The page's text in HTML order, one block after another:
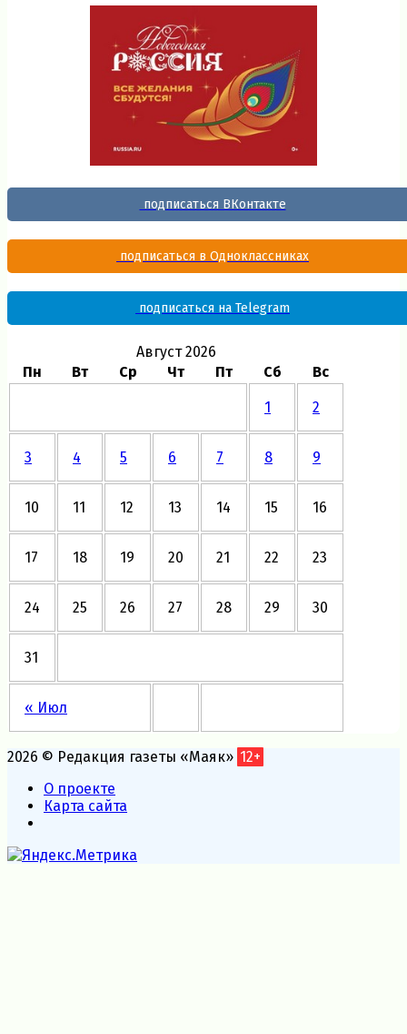
подписаться ВКонтакте
подписаться в Одноклассниках
подписаться на Telegram
Август 2026
Пн
Вт Ср Чт Пт Сб Вс
« Июл
1 2
3 4 5 6 7 8 9
10 11 12 13 14 15 16
17 18 19 20 21 22 23
24 25 26 27 28 29 30
31
2026 © Редакция газеты «Маяк» 12+
О проекте
Карта сайта